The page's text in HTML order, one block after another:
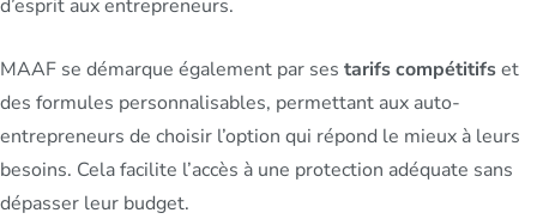
d’esprit aux entrepreneurs.
MAAF se démarque également par ses tarifs compétitifset
des formules personnalisables, permettant aux auto-
entrepreneurs de choisir l’option qui répond le mieux à leurs
besoins. Cela facilite l’accès à une protection adéquate sans
dépasser leur budget.